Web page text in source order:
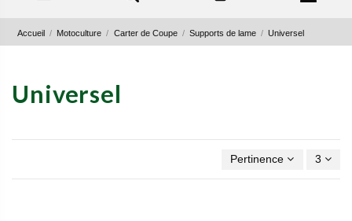
Accueil Motoculture Carter de Coupe Supports de lame Universel
Universel
Pertinence 3